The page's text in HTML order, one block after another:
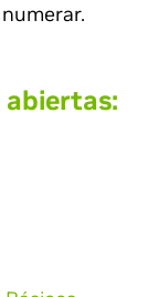
abiertas: